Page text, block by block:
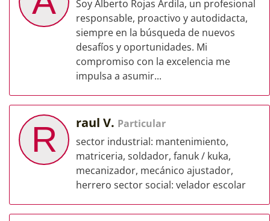
Soy Alberto Rojas Ardila, un profesional
responsable, proactivo y autodidacta,
siempre en la búsqueda de nuevos
desafíos y oportunidades. Mi
compromiso con la excelencia me
impulsa a asumir...
R raul V. Particular
sector industrial: mantenimiento,
matriceria, soldador, fanuk / kuka,
mecanizador, mecánico ajustador,
herrero sector social: velador escolar